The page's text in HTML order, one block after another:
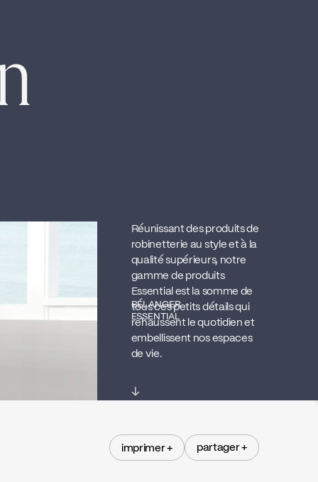
BÉLANGER
ESSENTIAL
Réunissant des produits de
robinetterie au style et à la
qualité supérieurs, notre
gamme de produits
Essential est la somme de
tous ces petits détails qui
rehaussent le quotidien et
embellissent nos espaces
de vie.
↓
imprimer + partager +